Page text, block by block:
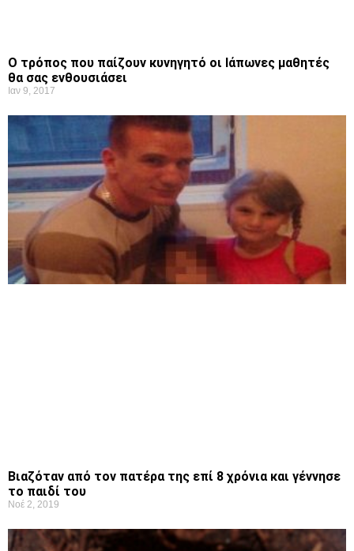
Ο τρόπος που παίζουν κυνηγητό οι Ιάπωνες μαθητές
θα σας ενθουσιάσει
Ιαν 9, 2017
Βιαζόταν από τον πατέρα της επί 8 χρόνια και γέννησε
το παιδί του
Νοέ 2, 2019